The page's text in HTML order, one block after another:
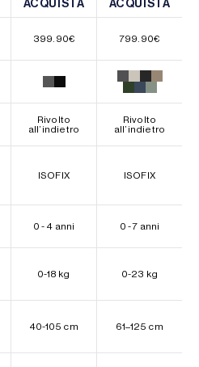
ACQUISTA
ACQUISTA
ACQUISTA
ACQUISTA
399.90€ 799.90€
Rivolto
all’indietro
Rivolto
all’indietro
ISOFIX ISOFIX
0 - 4 anni 0 - 7 anni
0-18 kg 0-23 kg
40-105 cm 61–125 cm